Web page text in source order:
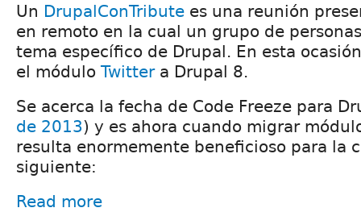
Un DrupalConTribute es una reunión
en remoto en la cual un grupo de
tema específico de Drupal. En esta
el módulo Twittera Drupal 8.
Se acerca la fecha de Code Freeze para
de 2013) y es ahora cuando migrar
resulta enormemente beneficioso para la
siguiente:
Read more